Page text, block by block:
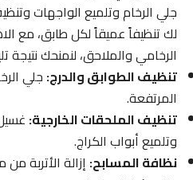
جلي الرخام وتلميع الواجهات
لك تنظيفاً عميقاً لكل طابق، مع
الرخامي والملاحق، لنمنحك نتيجة
تنظيف الطوابق والدرج:جلي الرخام
المرتفعة.
تنظيف الملحقات الخارجية:غسيل
وتلميع أبواب الكراج.
نظافة المسابح:إزالة الأتربة من